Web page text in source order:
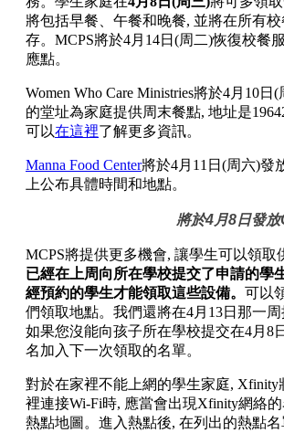
將包括早餐、午餐和晚餐, 並將在所有
存。MCPS將於4月14日(周二)恢復校餐
應點。
Women Who Care Ministries將於4月10
的堂址為家庭提供周末餐點, 地址是
可以在這裡了解更多資訊。
Manna Food Center將於4月11日(周六)發
上公布具體時間和地點。
將於4月8日發
MCPS將提供更多機會, 讓學生可以領取
已經在上周向所在學校提交了申請的學
經預約的學生才能領取這些設備。 可以
們領取地點。我們還將在4月13日那一
如果您沒能向孩子所在學校提交在4月8
名加入下一次領取的名單。
對於在家裡不能上網的學生家庭,
裡連接Wi-Fi時, 應當會出現Xfinity網絡
熱點地圖。進入熱點後, 在列出的熱點